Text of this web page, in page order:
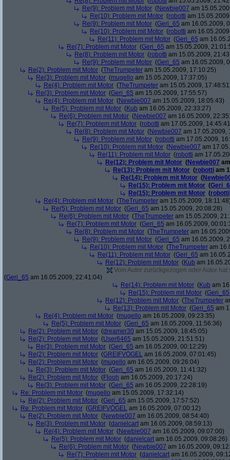
Re(9): Problem mit Motor (Newbie007 am
Re(10): Problem mit Motor (robotti am
Re(9): Problem mit Motor (Geri_65 am 16.05.2009,
Re(10): Problem mit Motor (robotti am
Re(11): Problem mit Motor (Geri_65 am
Re(7): Problem mit Motor (Geri_65 am 15.05.2009,
Re(8): Problem mit Motor (robotti am 15.05.2009,
Re(9): Problem mit Motor (Geri_65 am 16.05.2009,
Re(2): Problem mit Motor (TheTrumpeter am 15.05.2009, 17:10:25)
Re(3): Problem mit Motor (mugello am 15.05.2009, 17:37:05)
Re(4): Problem mit Motor (TheTrumpeter am 15.05.2009,
Re(3): Problem mit Motor (Geri_65 am 15.05.2009, 17:55:57)
Re(4): Problem mit Motor (Newbie007 am 15.05.2009, 18:05:43)
Re(5): Problem mit Motor (Kub am 16.05.2009, 22:33:27)
Re(6): Problem mit Motor (Newbie007 am 16.05.2009,
Re(7): Problem mit Motor (robotti am 17.05.2009,
Re(8): Problem mit Motor (Newbie007 am 17.05.2009,
Re(9): Problem mit Motor (robotti am 17.05.2009,
Re(10): Problem mit Motor (Newbie007 am
Re(11): Problem mit Motor (robotti am
Re(12): Problem mit Motor (Newbie007
Re(13): Problem mit Motor (robotti am
Re(14): Problem mit Motor (
Re(15): Problem mit Motor (
Re(15): Problem mit Motor (robotti
Re(4): Problem mit Motor (TheTrumpeter am 15.05.2009,
Re(5): Problem mit Motor (Geri_65 am 15.05.2009, 20:08:28)
Re(6): Problem mit Motor (TheTrumpeter am 15.05.2009,
Re(7): Problem mit Motor (Geri_65 am 16.05.2009,
Re(8): Problem mit Motor (TheTrumpeter am
Re(9): Problem mit Motor (Geri_65 am 16.05.2009,
Re(10): Problem mit Motor (TheTrumpeter am
Re(11): Problem mit Motor (Geri_65 am
Re(12): Problem mit Motor (Kub am
Vom Autor zurückgezogen oder Autor
(Geri_65 am 16.05.2009, 22:41:04)
Re(14): Problem mit Motor (Kub am
Re(15): Problem mit Motor (Geri_65
Re(12): Problem mit Motor (TheTrumpeter
Re(13): Problem mit Motor (Geri_65 am
Re(4): Problem mit Motor (mugello am 16.05.2009, 09:23:35)
Re(5): Problem mit Motor (Geri_65 am 16.05.2009, 11:56:36)
Re(2): Problem mit Motor (dreamer30 am 15.05.2009, 18:45:05)
Re(2): Problem mit Motor (User6465 am 15.05.2009, 21:51:51)
Re(3): Problem mit Motor (Geri_65 am 16.05.2009, 00:12:29)
Re(2): Problem mit Motor (GREIFVÖGEL am 16.05.2009, 07:01:45)
Re(2): Problem mit Motor (mugello am 16.05.2009, 09:26:04)
Re(3): Problem mit Motor (Geri_65 am 16.05.2009, 11:41:32)
Re(2): Problem mit Motor (Flooh am 16.05.2009, 20:17:24)
Re(3): Problem mit Motor (Geri_65 am 16.05.2009, 22:28:19)
Re: Problem mit Motor (mugello am 15.05.2009, 17:32:14)
Re(2): Problem mit Motor (Geri_65 am 15.05.2009, 17:57:52)
Re: Problem mit Motor (GREIFVÖGEL am 16.05.2009, 07:00:12)
Re(2): Problem mit Motor (Newbie007 am 16.05.2009, 08:54:40)
Re(3): Problem mit Motor (danielcart am 16.05.2009, 08:59:13)
Re(4): Problem mit Motor (Newbie007 am 16.05.2009, 09:07:00)
Re(5): Problem mit Motor (danielcart am 16.05.2009, 09:08:26)
Re(6): Problem mit Motor (Newbie007 am 16.05.2009,
Re(7): Problem mit Motor (danielcart am 16.05.2009,